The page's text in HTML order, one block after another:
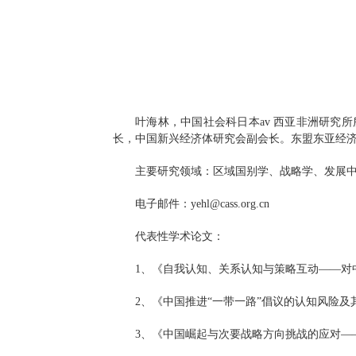
叶海林，中国社会科日本av 西亚非洲研究
长，中国新兴经济体研究会副会长。东盟东亚经
主要研究领域：区域国别学、战略学、发展
电子邮件： yehl@cass.org.cn
代表性学术论文：
1、《自我认知、关系认知与策略互动——对
2、《中国推进“一带一路”倡议的认知风险
3、《中国崛起与次要战略方向挑战的应对